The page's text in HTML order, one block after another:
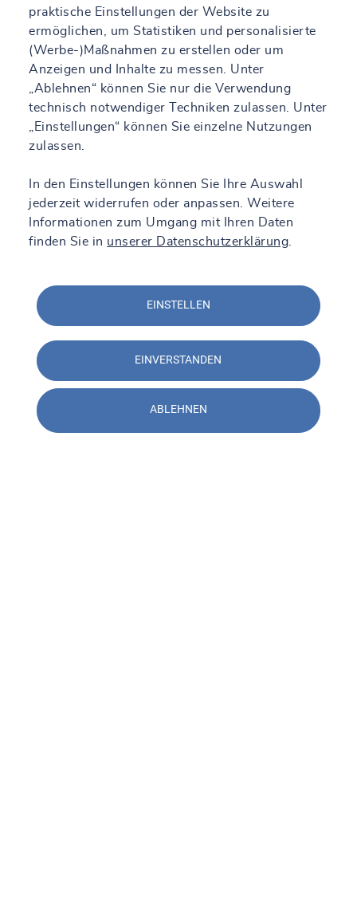
praktische Einstellungen der Website zu
ermöglichen, um Statistiken und personalisierte
(Werbe-)Maßnahmen zu erstellen oder um
Anzeigen und Inhalte zu messen. Unter
„Ablehnen“ können Sie nur die Verwendung
technisch notwendiger Techniken zulassen. Unter
„Einstellungen“ können Sie einzelne Nutzungen
zulassen.
In den Einstellungen können Sie Ihre Auswahl
jederzeit widerrufen oder anpassen. Weitere
Informationen zum Umgang mit Ihren Daten
finden Sie in unserer Datenschutzerklärung
EINSTELLEN
EINVERSTANDEN
ABLEHNEN